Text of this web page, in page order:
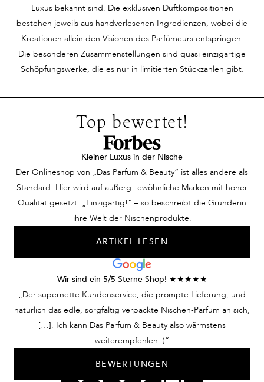
Leichtigkeit ihrer
Bewegungen ziehen alle
Blicke auf sich. Auf den
ersten Blick erscheint
sie unnahbar, ein Hauch
Menschen um sie herum
sind wie verzaubert, als
ob dieser Duft
Geschichten aus einer
Traumvorstellung –
unsere Nischendüfte für
Damen lassen Sie diese
ihn. Dann begegnet ihm
DIE Frau –
wunderschön,
selbstbewusst und
scheinbar unerreichbar.
Schaut sie ihm
hinterher? Nein. Doch
dann streift sie ein
unvergleichlich guter
Duft und sie kann nicht
anders. Ein Parfum zum
Köpfe verdrehen! Nur
Keineswegs. Wir
verhelfen Ihnen mit
Ihrem Herrenduft,
dieser Mann zu sein.
Duft scheint
Geschichten
erzählen,
zu wecken,
einer
einer
Harmonie
Zufall,
Luxus bekannt sind. Die exklusiven Duftkompositionen
bestehen jeweils aus handverlesenen Ingredienzen, wobei die
Kreationen allein den Visionen des Parfümeurs entspringen.
Die besonderen Zusammenstellungen sind quasi einzigartige
Schöpfungswerke, die es nur in limitierten Stückzahlen gibt.
Top bewertet!
Kleiner Luxus in der Nische
Der Onlineshop von „Das Parfum & Beauty“ ist alles andere als
Standard. Hier wird auf außerg--ewöhnliche Marken mit hoher
Qualität gesetzt. „Einzigartig!“ – so beschreibt die Gründerin
ihre Welt der Nischenprodukte.
ARTIKEL LESEN
Wir sind ein 5/5 Sterne Shop! ★★★★★
„Der supernette Kundenservice, die prompte Lieferung, und
natürlich das edle, sorgfältig verpackte Nischen-Parfum an sich,
[…]. Ich kann Das Parfum & Beauty also wärmstens
weiterempfehlen :)“
BEWERTUNGEN